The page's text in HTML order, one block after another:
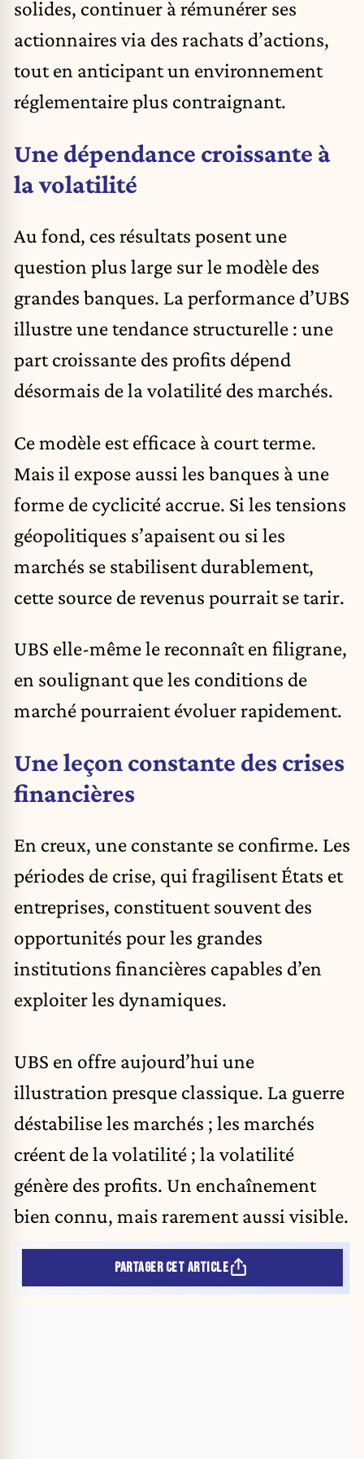
solides, continuer à rémunérer ses
actionnaires via des rachats d’actions,
tout en anticipant un environnement
réglementaire plus contraignant.
Une dépendance croissante à
la volatilité
Au fond, ces résultats posent une
question plus large sur le modèle des
grandes banques. La performance d’UBS
illustre une tendance structurelle : une
part croissante des profits dépend
désormais de la volatilité des marchés.
Ce modèle est efficace à court terme.
Mais il expose aussi les banques à une
forme de cyclicité accrue. Si les tensions
géopolitiques s’apaisent ou si les
marchés se stabilisent durablement,
cette source de revenus pourrait se tarir.
UBS elle-même le reconnaît en filigrane,
en soulignant que les conditions de
marché pourraient évoluer rapidement.
Une leçon constante des crises
financières
En creux, une constante se confirme. Les
périodes de crise, qui fragilisent États et
entreprises, constituent souvent des
opportunités pour les grandes
institutions financières capables d’en
exploiter les dynamiques.
UBS en offre aujourd’hui une
illustration presque classique. La guerre
déstabilise les marchés ; les marchés
créent de la volatilité ; la volatilité
génère des profits. Un enchaînement
bien connu, mais rarement aussi visible.
PARTAGER CET ARTICLE